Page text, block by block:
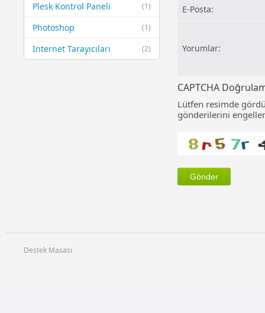
(1)
Plesk Kontrol Paneli
(1)
Photoshop
(2)
Internet Tarayıcıları
E-Posta:
Yorumlar:
CAPTCHA
Lütfen resimde
gönderilerini
Destek Masası